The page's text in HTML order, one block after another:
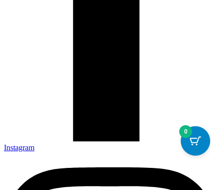
Instagram
0